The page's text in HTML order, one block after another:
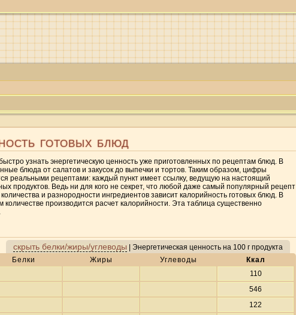
готовых блюд
узнать энергетическую ценность уже приготовленных по рецептам блюд. В
блюда от салатов и закусок до выпечки и тортов. Таким образом, цифры
реальными рецептами: каждый пункт имеет ссылку, ведущую на настоящий
продуктов. Ведь ни для кого не секрет, что любой даже самый популярный рецепт
и разнородности ингредиентов зависит калорийность готовых блюд. В
производится расчет калорийности. Эта таблица существенно
скрыть белки/жиры/углеводы
Энергетическая ценность на 100 г продукта
Белки Жиры Углеводы
Ккал
110
546
122